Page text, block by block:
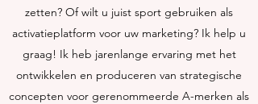
zetten? Of wilt u juist sport gebruiken als
activatieplatform voor uw marketing? Ik help u
graag! Ik heb jarenlange ervaring met het
ontwikkelen en produceren van strategische
concepten voor gerenommeerde A-merken als